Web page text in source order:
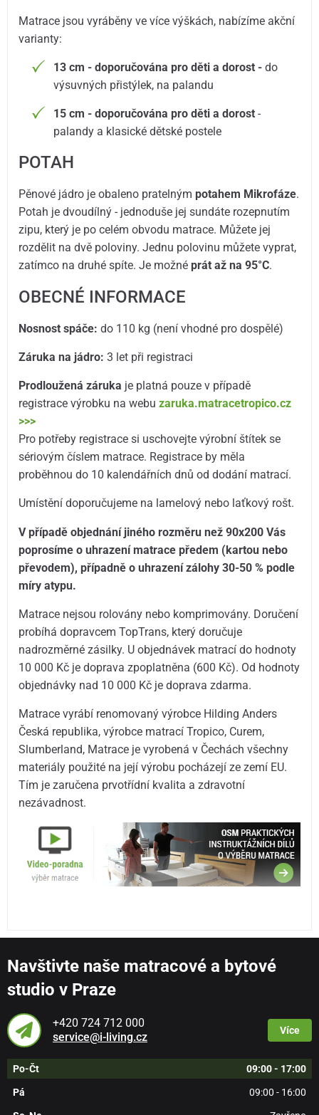
Matrace jsou vyráběny ve více výškách, nabízíme akční
varianty:
13 cm - doporučována pro děti a dorost -do
výsuvných přistýlek, na palandu
15 cm - doporučována pro děti a dorost -
palandy a klasické dětské postele
POTAH
Pěnové jádro je obaleno pratelnýmpotahem Mikrofáze.
Potah je dvoudílný - jednoduše jej sundáte rozepnutím
zipu, který je po celém obvodu matrace. Můžete jej
rozdělit na dvě poloviny. Jednu polovinu můžete vyprat,
zatímco na druhé spíte. Je možnéprát až na 95°C.
OBECNÉ INFORMACE
Nosnost spáče: do 110 kg (není vhodné pro dospělé)
Záruka na jádro: 3 let při registraci
Prodloužená záruka je platná pouze v případě
registrace výrobku na webuzaruka.matracetropico.cz
>>>
Pro potřeby registrace si uschovejte výrobní štítek se
sériovým číslem matrace. Registrace by měla
proběhnou do 10 kalendářních dnů od dodání matrací.
Umístění doporučujeme na lamelový nebo laťkový rošt.
V případě objednání jiného rozměru než 90x200 Vás
poprosíme o uhrazení matrace předem (kartou nebo
převodem), případně o uhrazení zálohy 30-50 % podle
míry atypu.
Matrace nejsou rolovány nebo komprimovány. Doručení
probíhá dopravcem TopTrans, který doručuje
nadrozměrné zásilky. U objednávek matrací do hodnoty
10 000 Kč je doprava zpoplatněna (600 Kč). Od hodnoty
objednávky nad 10 000 Kč je doprava zdarma.
Matrace vyrábí renomovaný výrobce Hilding Anders
Česká republika, výrobce matrací Tropico, Curem,
Slumberland, Matrace je vyrobená v Čechách všechny
materiály použité na její výrobu pocházejí ze zemí EU.
Tím je zaručena prvotřídní kvalita a zdravotní
nezávadnost.
Navštivte naše matracové a bytové
studio v Praze
+420 724 712 000
service@i-living.cz
Více
Po-Čt 09:00 - 17:00
Pá 09:00 - 16:00